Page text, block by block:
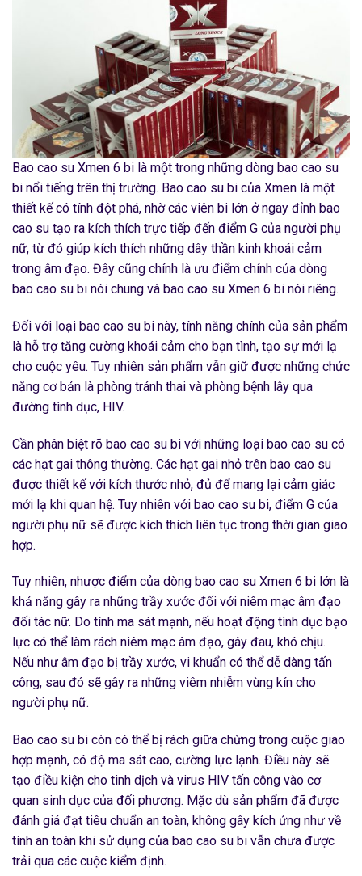
Bao cao su Xmen 6 bi là một trong những dòng bao cao su
bi nổi tiếng trên thị trường. Bao cao su bi của Xmen là một
thiết kế có tính đột phá, nhờ các viên bi lớn ở ngay đỉnh bao
cao su tạo ra kích thích trực tiếp đến điểm G của người phụ
nữ, từ đó giúp kích thích những dây thần kinh khoái cảm
trong âm đạo. Đây cũng chính là ưu điểm chính của dòng
bao cao su bi nói chung và bao cao su Xmen 6 bi nói riêng.
Đối với loại bao cao su bi này, tính năng chính của sản phẩm
là hỗ trợ tăng cường khoái cảm cho bạn tình, tạo sự mới lạ
cho cuộc yêu. Tuy nhiên sản phẩm vẫn giữ được những chức
năng cơ bản là phòng tránh thai và phòng bệnh lây qua
đường tình dục, HIV.
Cần phân biệt rõ bao cao su bi với những loại bao cao su có
các hạt gai thông thường. Các hạt gai nhỏ trên bao cao su
được thiết kế với kích thước nhỏ, đủ để mang lại cảm giác
mới lạ khi quan hệ. Tuy nhiên với bao cao su bi, điểm G của
người phụ nữ sẽ được kích thích liên tục trong thời gian giao
hợp.
Tuy nhiên, nhược điểm của dòng bao cao su Xmen 6 bi lớn là
khả năng gây ra những trầy xước đối với niêm mạc âm đạo
đối tác nữ. Do tính ma sát mạnh, nếu hoạt động tình dục bạo
lực có thể làm rách niêm mạc âm đạo, gây đau, khó chịu.
Nếu như âm đạo bị trầy xước, vi khuẩn có thể dễ dàng tấn
công, sau đó sẽ gây ra những viêm nhiễm vùng kín cho
người phụ nữ.
Bao cao su bi còn có thể bị rách giữa chừng trong cuộc giao
hợp mạnh, có độ ma sát cao, cường lực lạnh. Điều này sẽ
tạo điều kiện cho tinh dịch và virus HIV tấn công vào cơ
quan sinh dục của đối phương. Mặc dù sản phẩm đã được
đánh giá đạt tiêu chuẩn an toàn, không gây kích ứng như về
tính an toàn khi sử dụng của bao cao su bi vẫn chưa được
trải qua các cuộc kiểm định.